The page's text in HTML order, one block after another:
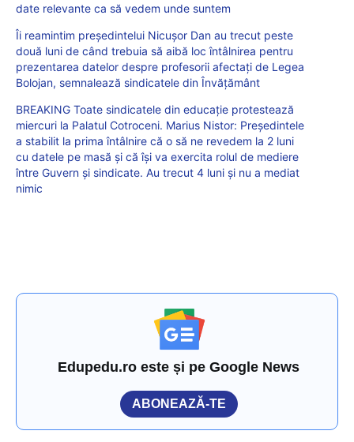
date relevante ca să vedem unde suntem
Îi reamintim președintelui Nicușor Dan au trecut peste
două luni de când trebuia să aibă loc întâlnirea pentru
prezentarea datelor despre profesorii afectați de Legea
Bolojan, semnalează sindicatele din Învățământ
BREAKING Toate sindicatele din educație protestează
miercuri la Palatul Cotroceni. Marius Nistor: Președintele
a stabilit la prima întâlnire că o să ne revedem la 2 luni
cu datele pe masă și că își va exercita rolul de mediere
între Guvern și sindicate. Au trecut 4 luni și nu a mediat
nimic
Edupedu.ro este și pe Google News
ABONEAZĂ-TE